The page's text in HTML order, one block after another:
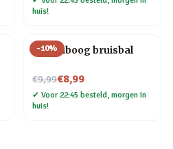
huis!
-10%
Regenboog bruisbal
€9,99
Nu voor€8,99
✔ Voor 22:45 besteld, morgen in
huis!